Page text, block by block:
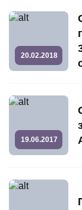
20.02.2018
19.06.2017